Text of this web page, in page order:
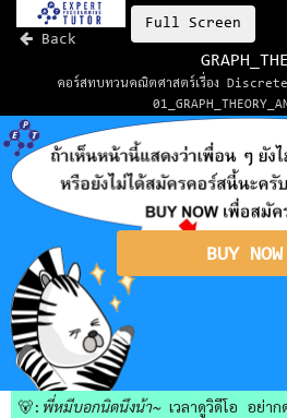
Back
Full Screen
คอร์สทบทวนคณิตศาสตร์เรื่อง
BUY NOW
🐻: พี่หมีบอกนิดนึงน้า~เวลาดูวิดีโอ อย่า